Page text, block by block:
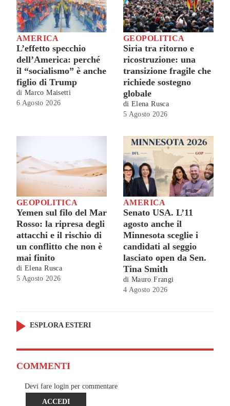
AMERICA
L’effetto specchio
dell’America: perché
il “socialismo” è anche
figlio di Trump
di Marco Maisetti
6 Agosto 2026
GEOPOLITICA
Siria tra ritorno e
ricostruzione: una
transizione fragile che
richiede sostegno
globale
di Elena Rusca
5 Agosto 2026
GEOPOLITICA
Yemen sul filo del Mar
Rosso: la ripresa degli
attacchi e il rischio di
un conflitto che non è
mai finito
di Elena Rusca
5 Agosto 2026
AMERICA
Senato USA. L’11
agosto anche il
Minnesota sceglie i
candidati al seggio
lasciato open da Sen.
Tina Smith
di Mauro Frangi
4 Agosto 2026
ESPLORA ESTERI
COMMENTI
Devi fare login per commentare
ACCEDI